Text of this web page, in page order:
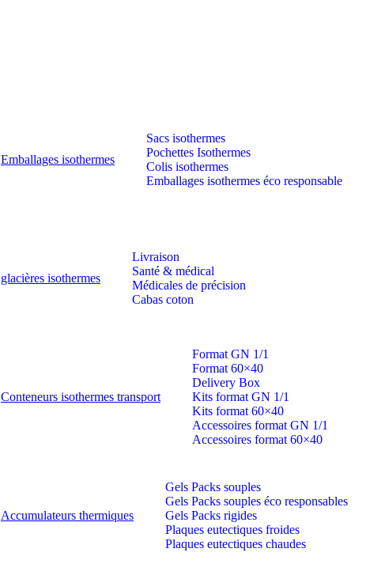
Emballages isothermes
Sacs isothermes
Pochettes Isothermes
Colis isothermes
Emballages isothermes éco responsable
glacières isothermes
Livraison
Santé & médical
Médicales de précision
Cabas coton
Conteneurs isothermes transport
Format GN 1/1
Format 60×40
Delivery Box
Kits format GN 1/1
Kits format 60×40
Accessoires format GN 1/1
Accessoires format 60×40
Accumulateurs thermiques
Gels Packs souples
Gels Packs souples éco responsables
Gels Packs rigides
Plaques eutectiques froides
Plaques eutectiques chaudes